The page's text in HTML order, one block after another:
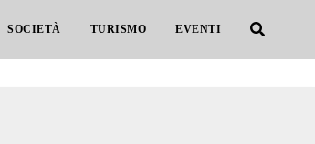
SOCIETÀ TURISMO EVENTI